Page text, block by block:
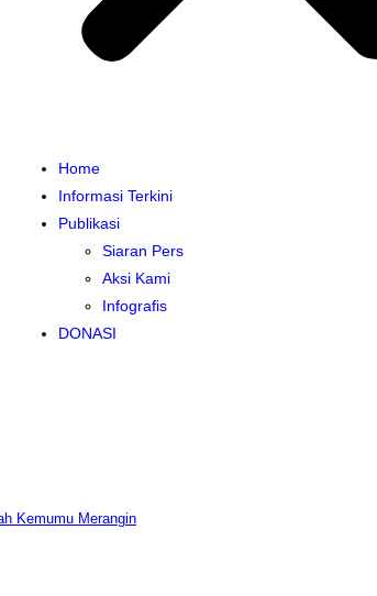
Home
Informasi Terkini
Publikasi
Siaran Pers
Aksi Kami
Infografis
DONASI
Kemumu Merangin